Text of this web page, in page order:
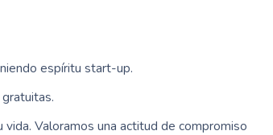
espíritu start-up.
Valoramos una actitud de compromiso